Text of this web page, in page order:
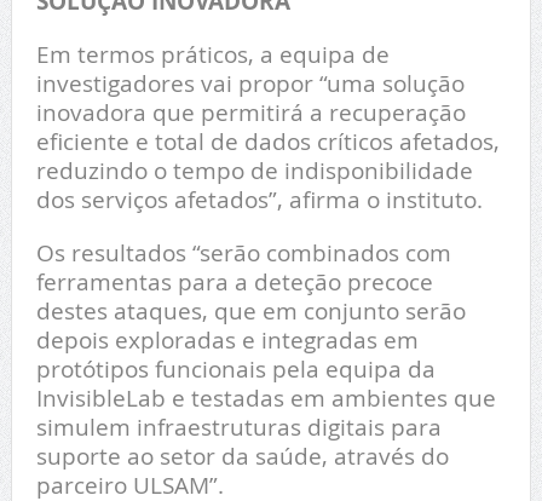
Em termos práticos, a equipa de
investigadores vai propor “uma solução
inovadora que permitirá a recuperação
eficiente e total de dados críticos afetados,
reduzindo o tempo de indisponibilidade
dos serviços afetados”, afirma o instituto.
Os resultados “serão combinados com
ferramentas para a deteção precoce
destes ataques, que em conjunto serão
depois exploradas e integradas em
protótipos funcionais pela equipa da
InvisibleLab e testadas em ambientes que
simulem infraestruturas digitais para
suporte ao setor da saúde, através do
parceiro ULSAM”.